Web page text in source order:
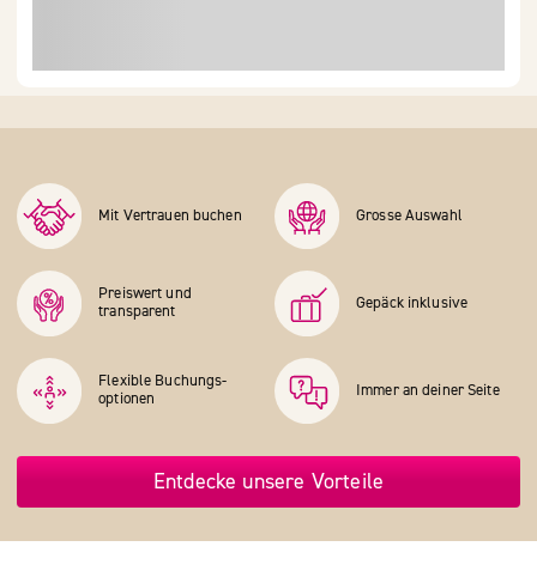
Mit Vertrauen buchen Grosse Auswahl
Preiswert und
transparent
Gepäck inklusive
Flexible Buchungs­
optionen
Immer an deiner Seite
Entdecke unsere Vorteile